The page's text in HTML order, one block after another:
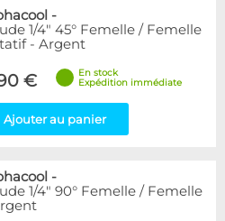
-
1/4" 45° Femelle / Femelle
- Argent
€
En stock
Expédition immédiate
Ajouter au panier
-
1/4" 90° Femelle / Femelle